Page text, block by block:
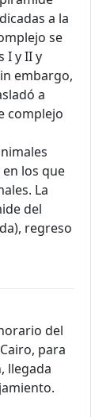
a la
se
I y II y
embargo,
a
complejo
los que
La
del
regreso
del
para
llegada